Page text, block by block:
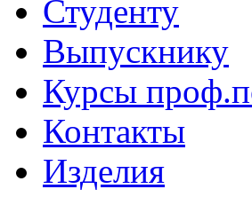
Студенту
Выпускнику
Курсы
Контакты
Изделия